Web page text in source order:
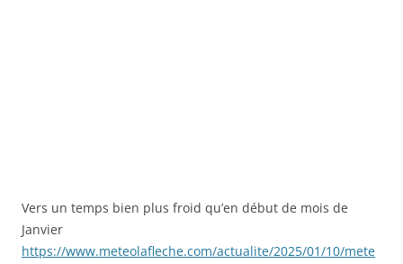
Vers un temps bien plus froid qu’en début de mois de
Janvier
https://www.meteolafleche.com/actualite/2025/01/10/mete